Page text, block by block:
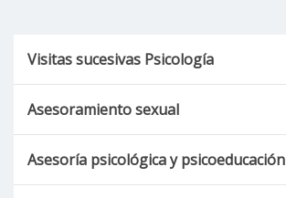
Visitas sucesivas Psicología
Asesoramiento sexual
Asesoría psicológica y psicoeducación